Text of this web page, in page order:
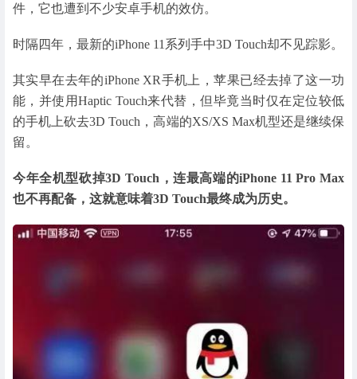
件，它也遭到不少安卓手机的效仿。
时隔四年，最新的iPhone 11系列手中3D Touch却不见踪影。
其实早在去年的iPhone XR手机上，苹果已经去掉了这一功
能，并使用Haptic Touch来代替，但毕竟当时仅在定位较低
的手机上砍去3D Touch，高端的XS/XS Max机型还是继续保
留。
今年全机型砍掉3D Touch，连最高端的iPhone 11 Pro Max
也不再配备，这就意味着3D Touch最终成为历史。